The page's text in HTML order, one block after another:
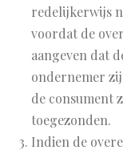
redelijkerwijs
voordat de
aangeven dat
ondernemer
de consument
toegezonden.
Indien de